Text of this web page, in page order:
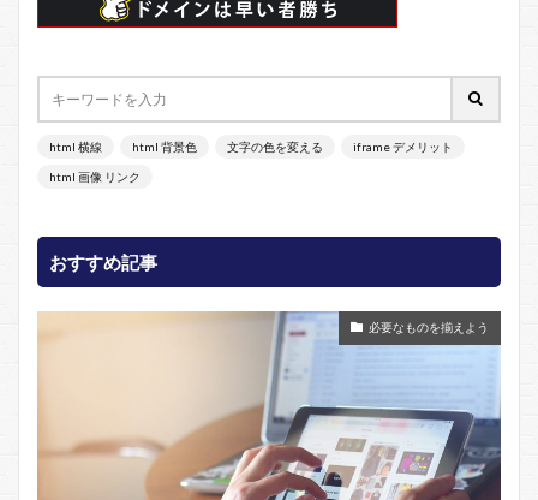
html 横線 html 背景色 文字の色を変える iframe デメリット
html 画像 リンク
おすすめ記事
必要なものを揃えよう